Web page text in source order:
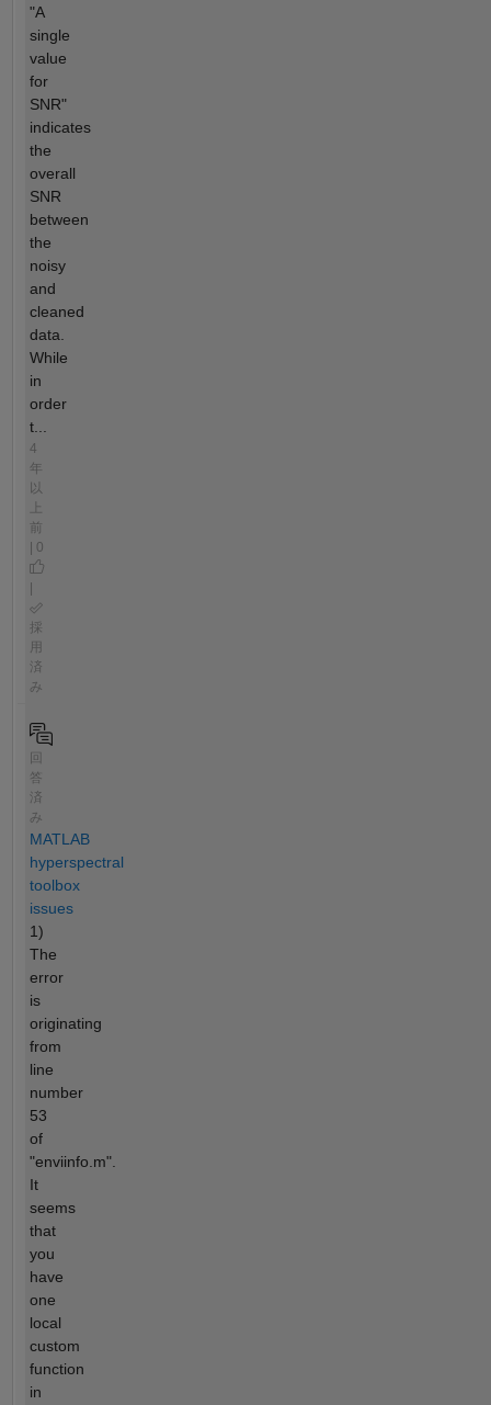
"A
single
value
for
SNR"
indicates
the
overall
SNR
between
the
noisy
and
cleaned
data.
While
in
order
t...
4
年
以
前
| 0
採
用
済
み
回
答
済
み
MATLAB
hyperspectral
toolbox
issues
1)
The
error
is
originating
from
line
number
53
of
"enviinfo.m".
It
seems
that
you
have
one
local
custom
function
in